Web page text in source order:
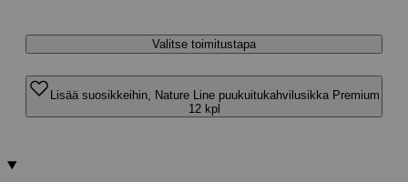
Valitse toimitustapa
Lisää suosikkeihin, Nature Line puukuitukahvilusikka Premium
12 kpl